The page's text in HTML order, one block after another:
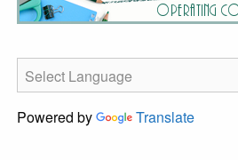
Powered by Translate